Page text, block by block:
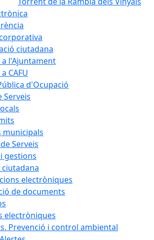
ciutadana
a l'Ajuntament
CAFU
d'Ocupació
Serveis
municipals
Serveis
gestions
ciutadana
electròniques
de documents
electròniques
Prevenció i control ambiental